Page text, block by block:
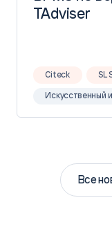
TAdviser
TAdviser
Citeck SL
Искусственный
Все